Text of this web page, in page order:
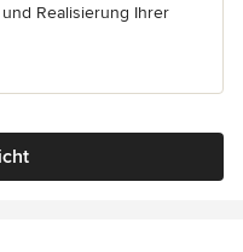
Realisierung Ihrer